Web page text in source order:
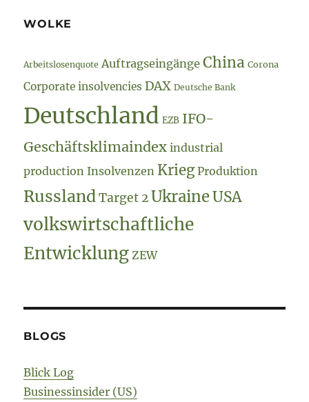
WOLKE
Arbeitslosenquote Auftragseingänge China Corona
Corporate insolvencies DAX Deutsche Bank
Deutschland EZB IFO-
Geschäftsklimaindex industrial
production Insolvenzen Krieg Produktion
Russland Target 2 Ukraine USA
volkswirtschaftliche
Entwicklung ZEW
BLOGS
Blick Log
Businessinsider (US)